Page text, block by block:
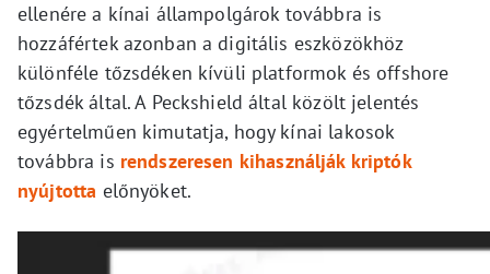
ellenére a kínai állampolgárok továbbra is
hozzáfértek azonban a digitális eszközökhöz
különféle tőzsdéken kívüli platformok és offshore
tőzsdék által. A Peckshield által közölt jelentés
egyértelműen kimutatja, hogy kínai lakosok
továbbra is rendszeresen kihasználják kriptók
nyújtotta előnyöket.